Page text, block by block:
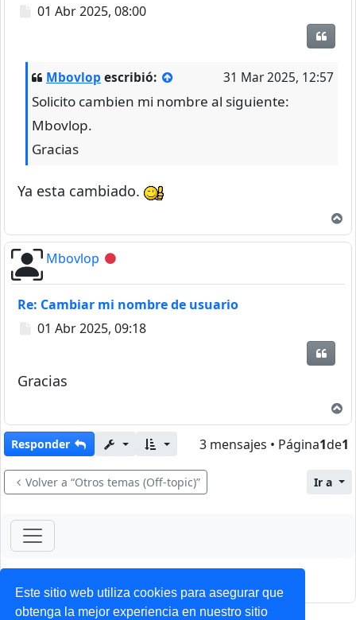
Este sitio web utiliza cookies para asegurar que
obtenga la mejor experiencia en nuestro sitio
Mensaje
01 Abr 2025, 08:00
Mbovlop escribió: 31 Mar 2025, 12:57
Solicito cambien mi nombre al siguiente:
Mbovlop.
Gracias
Ya esta cambiado.
Mbovlop Desconectado
Re: Cambiar mi nombre de usuario
Mensaje
01 Abr 2025, 09:18
Gracias
Responder 3 mensajes • Página1de1
Volver a “Otros temas (Off-topic)” Ir a
ForoClub 2025
Privacidad| Condiciones